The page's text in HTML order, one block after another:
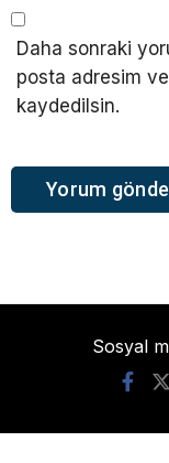
Daha sonraki
posta adresim
kaydedilsin.
Sosyal